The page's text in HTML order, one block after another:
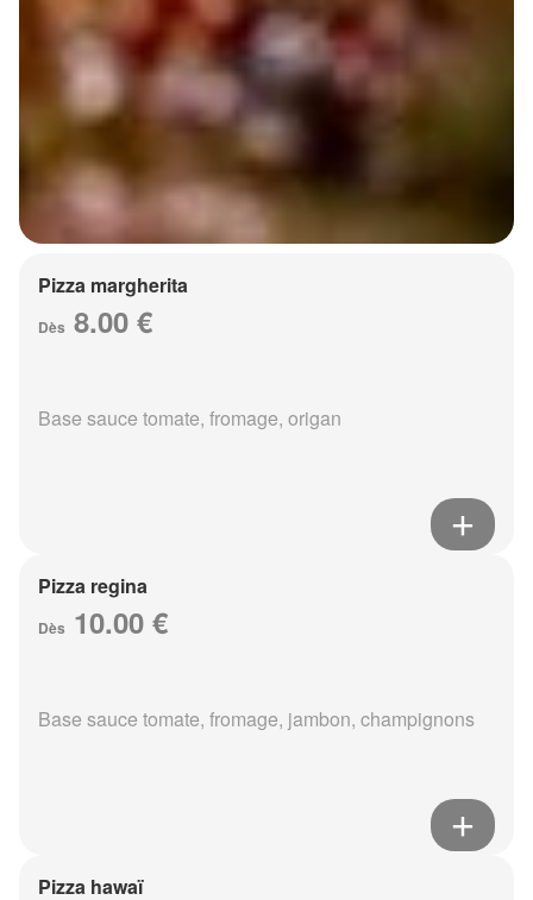
Pizza margherita
Dès 8.00 €
Base sauce tomate, fromage, origan
Pizza regina
Dès 10.00 €
Base sauce tomate, fromage, jambon, champignons
Pizza hawaï